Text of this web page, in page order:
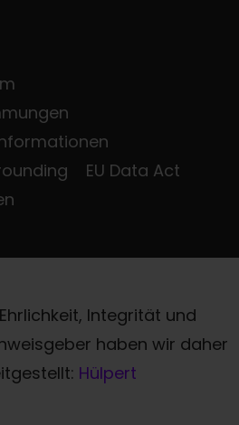
EU Data Act
Integrität und
haben wir daher
Hülpert